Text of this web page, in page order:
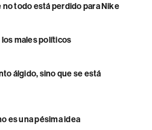
todo está perdido para Nike
los males políticos
álgido, sino que se está
es una pésima idea